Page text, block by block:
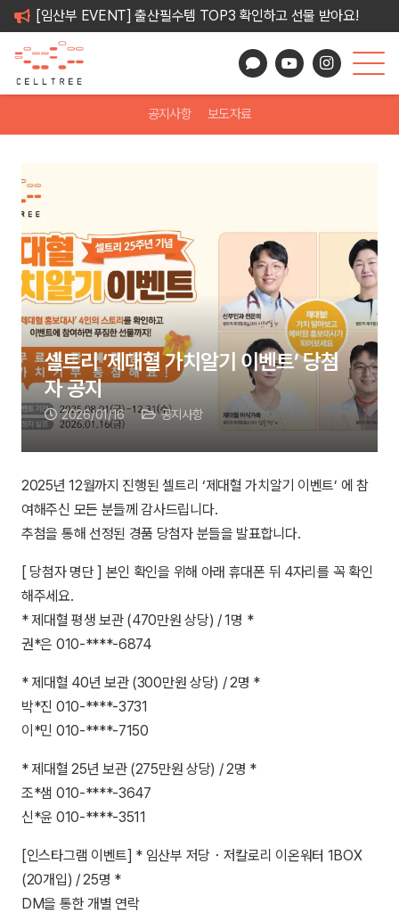
[임산부 EVENT] 출산필수템 TOP3 확인하고 선물 받아요!
공지사항 보도자료
셀트리 ‘제대혈 가치알기 이벤트’ 당첨
자 공지
2026/01/16 공지사항
2025년 12월까지 진행된 셀트리 ‘제대혈 가치알기 이벤트’ 에 참
여해주신 모든 분들께 감사드립니다.
추첨을 통해 선정된 경품 당첨자 분들을 발표합니다.
[ 당첨자 명단 ] 본인 확인을 위해 아래 휴대폰 뒤 4자리를 꼭 확인
해주세요.
* 제대혈 평생 보관 (470만원 상당) / 1명 *
권*은 010-****-6874
* 제대혈 40년 보관 (300만원 상당) / 2명 *
박*진 010-****-3731
이*민 010-****-7150
* 제대혈 25년 보관 (275만원 상당) / 2명 *
조*샘 010-****-3647
신*윤 010-****-3511
[인스타그램 이벤트] * 임산부 저당・저칼로리 이온워터 1BOX
(20개입) / 25명 *
DM을 통한 개별 연락